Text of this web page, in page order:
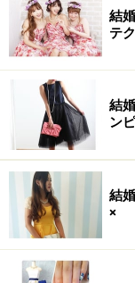
gramme's ワン
まず最初に、普
ら。クラス感の
風合いが特徴の
ラディショナルな
コンサバ系OLに
地に張りがあり
ヒップの体型も
いポイント。
結
テク
結
ン
結
×